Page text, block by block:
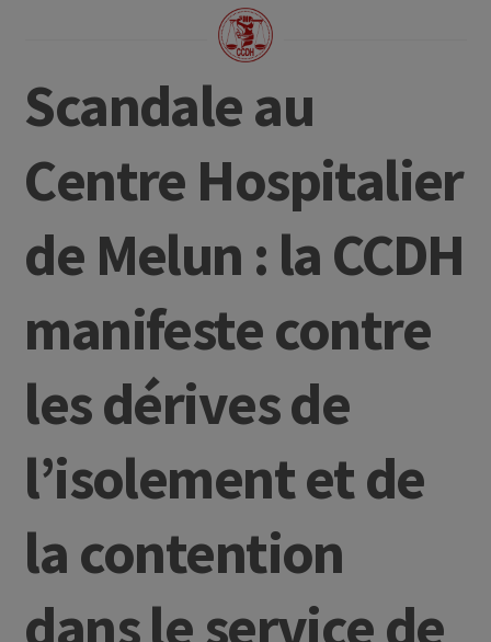
Scandale au
Centre Hospitalier
de Melun : la CCDH
manifeste contre
les dérives de
l’isolement et de
la contention
dans le service de